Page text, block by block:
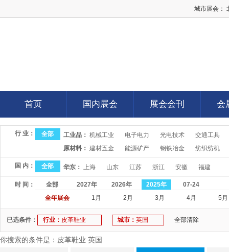
城市展会：
首页
首页
国内展会
国内展会
展会会刊
展会会刊
会
会
行 业： 全部 工业品： 机械工业 电子电力 光电技术
交通工具
原材料： 建材五金 能源矿产 钢铁冶金 纺织纺机
国 内： 全部 华东： 上海 山东 江苏 浙江 安徽 福建
时 间： 全部 2027年 2026年 2025年
07-24
全年展会
1月 2月 3月 4月 5月
已选条件： 行业： 皮革鞋业 城市： 英国 全部清除
你搜索的条件是：皮革鞋业 英国